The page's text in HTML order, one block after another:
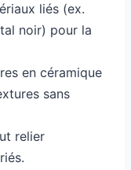
liés (ex.
noir) pour la
en céramique
sans
relier